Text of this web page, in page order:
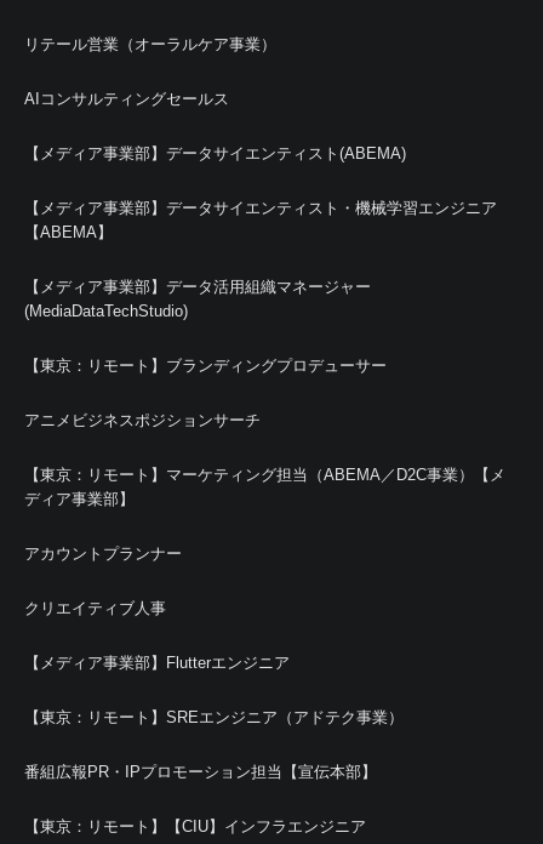
リテール営業（オーラルケア事業）
AIコンサルティングセールス
【メディア事業部】データサイエンティスト(ABEMA)
【メディア事業部】データサイエンティスト・機械学習エンジニア
【ABEMA】
【メディア事業部】データ活用組織マネージャー
(MediaDataTechStudio)
【東京：リモート】ブランディングプロデューサー
アニメビジネスポジションサーチ
【東京：リモート】マーケティング担当（ABEMA／D2C事業）【メ
ディア事業部】
アカウントプランナー
クリエイティブ人事
【メディア事業部】Flutterエンジニア
【東京：リモート】SREエンジニア（アドテク事業）
番組広報PR・IPプロモーション担当【宣伝本部】
【東京：リモート】【CIU】インフラエンジニア